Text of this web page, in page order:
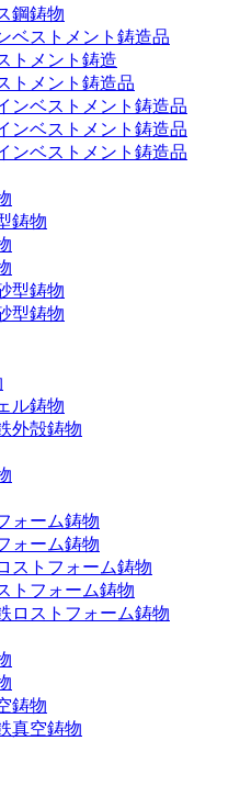
鋼鋳物
ベストメント鋳造品
トメント鋳造
トメント鋳造品
ンベストメント鋳造品
ンベストメント鋳造品
ンベストメント鋳造品
鋳物
型鋳物
型鋳物
ル鋳物
外殻鋳物
ォーム鋳物
ォーム鋳物
ストフォーム鋳物
トフォーム鋳物
ロストフォーム鋳物
鋳物
真空鋳物